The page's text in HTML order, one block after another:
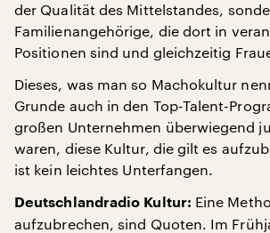
der Qualität des Mittelstandes,
Familienangehörige, die dort in
Positionen sind und gleichzeitig
Dieses, was man so Machokultur
Grunde auch in den Top-Talent-
großen Unternehmen überwiegend
waren, diese Kultur, die gilt es
ist kein leichtes Unterfangen.
Deutschlandradio Kultur: Eine
aufzubrechen, sind Quoten. Im